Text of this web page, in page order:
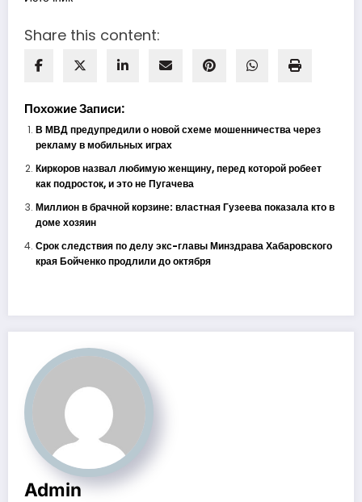
Share this content:
Похожие Записи:
В МВД предупредили о новой схеме мошенничества через
рекламу в мобильных играх
Киркоров назвал любимую женщину, перед которой робеет
как подросток, и это не Пугачева
Миллион в брачной корзине: властная Гузеева показала кто в
доме хозяин
Срок следствия по делу экс-главы Минздрава Хабаровского
края Бойченко продлили до октября
Admin